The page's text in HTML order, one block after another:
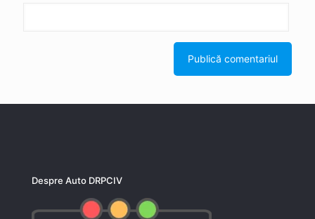
Despre Auto DRPCIV